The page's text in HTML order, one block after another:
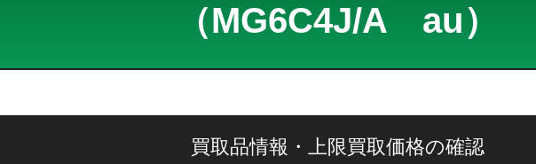
（MG6C4J/A au）
買取品情報・上限買取価格の確認